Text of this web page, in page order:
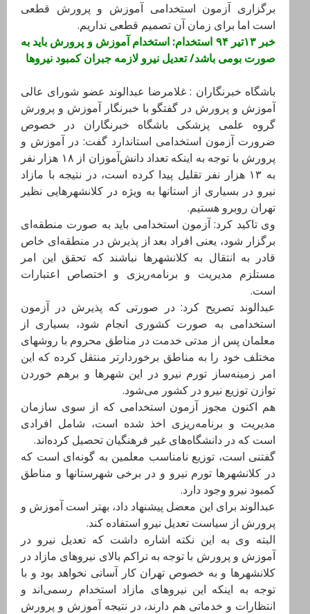
برگزاری آزمون استخدامی آموزش و پرورش قطعی
است اما برای زمان آن تصمیم قطعی نداریم.
خبر ۱۳تیر ۹۴ استخدام: استخدام آموزش و پرورش باید به
صورت بومی باشد/ تعدیل نیرو لازمه جبران کمبود نیروها
باشگاه خبرنگاران : غلامرضا عبدالوند عضو شورای عالی
آموزش و پرورش در گفتگو با خبرنگار آموزش و پرورش
گروه علمی پزشکی باشگاه خبرنگاران در خصوص
ضرورت آزمون استخدامی استاندارد گفت: در آموزش و
پرورش با توجه به اینکه تعداد دانش‌آموزان از ۱۸ هزار نفر
به ۱۳ هزار نفر تقلیل پیدا کرده است، در نتیجه با مازاد
نیرو در بسیاری از استانها به ویژه در کلانشهرهایی نظیر
تهران روبرو هستیم.
وی تاکید کرد: آزمون استخدامی باید به صورت منطقه‌ای
برگزار شود، یعنی افراد بعد از پذیرش در منطقه‌ای خاص
قادر به انتقال به کلانشهرها نباشند که تحقق این امر
مستلزم مدیریت و برنامه‌ریزی و اختصاص اعتبارات
است.
عبدالوند تصریح کرد: در صورتی که پذیرش در آزمون
استخدامی به صورت کشوری انجام شود، بسیاری از
معلمان پس از مدتی خدمت در مناطق محروم با روشهای
مختلف خود را به مناطق برخوردارتر منتقل کرده که این
امر زمینه‌ساز تورم نیرو در این شهرها و برهم خوردن
توازن توزیع نیرو در کشور می‌شود.
هم اکنون مجوز آزمون استخدامی که از سوی سازمان
مدیریت و برنامه‌ریزی اخذ شده است، شامل افرادی
است که در دانشگاه‌های غیر فرهنگیان تحصیل کرده‌اند.
گفتنی است، توزیع نامناسب معلمین به گونه‌ای است که
در کلانشهرها تورم نیرو و در برخی شهرستانها و مناطق
کمبود نیرو وجود دارد.
عبدالوند برای این معضل پیشنهاد داد، بهتر است ‌آموزش و
پرورش از سیاست تعدیل نیرو استفاده کند.
البته وی به این نکته اشاره داشت که تعدیل نیرو در
آموزش و پرورش با توجه به تراکم بالای نیروهای مازاد در
کلانشهرها و به خصوص تهران کار آسانی نخواهد بود و با
توجه به اینکه این نیروهای مازاد استخدام رسمی‌اند و
انتظارات و خدماتی هم دارند، در نتیجه آموزش و پرورش